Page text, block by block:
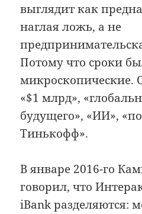
выглядит как
наглая ложь, а не
Потому что сроки
микроскопические.
«$1 млрд»,
будущего», «ИИ»,
Тинькофф».
В январе 2016-го
говорил, что
iBank разделяются: